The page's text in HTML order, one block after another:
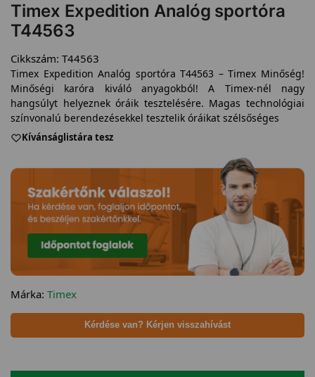
Timex Expedition Analóg sportóra
T44563
Cikkszám: T44563
Timex Expedition Analóg sportóra T44563 – Timex Minőség!
Minőségi karóra kiváló anyagokból! A Timex-nél nagy
hangsúlyt helyeznek óráik tesztelésére. Magas technológiai
színvonalú berendezésekkel tesztelik óráikat szélsőséges
Kívánságlistára tesz
Márka: Timex
Kérdése van? Kérjen visszahívást